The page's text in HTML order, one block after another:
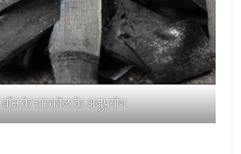
बाँस के चारकोल के अनुप्रयोग